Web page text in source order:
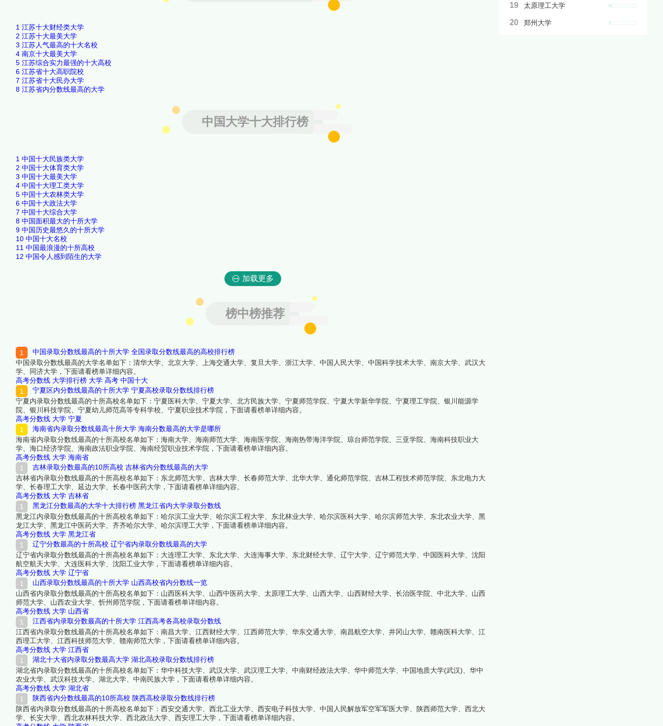
1 江苏十大财经类大学
2 江苏十大最美大学
3 江苏人气最高的十大名校
4 南京十大最美大学
5 江苏综合实力最强的十大高校
6 江苏省十大高职院校
7 江苏省十大民办大学
8 江苏省内分数线最高的大学
中国大学十大排行榜
1 中国十大民族类大学
2 中国十大体育类大学
3 中国十大最美大学
4 中国十大理工类大学
5 中国十大农林类大学
6 中国十大政法大学
7 中国十大综合大学
8 中国面积最大的十所大学
9 中国历史最悠久的十所大学
10 中国十大名校
11 中国最浪漫的十所高校
12 中国令人感到陌生的大学
加载更多
榜中榜推荐
中国录取分数线最高的十所大学 全国录取分数线最高的高校排行榜
中国录取分数线最高的大学名单如下：清华大学、北京大学、上海交通大学、复旦大学、浙江大学、中国人民大学、中国科学技术大学、南京大学、武汉大
学、同济大学，下面请看榜单详细内容。
高考分数线 大学排行榜 大学 高考 中国十大
宁夏区内分数线最高的十所大学 宁夏高校录取分数线排行榜
宁夏内录取分数线最高的十所高校名单如下：宁夏医科大学、宁夏大学、北方民族大学、宁夏师范学院、宁夏大学新华学院、宁夏理工学院、银川能源学
院、银川科技学院、宁夏幼儿师范高等专科学校、宁夏职业技术学院，下面请看榜单详细内容。
高考分数线 大学 宁夏
海南省内录取分数线最高十所大学 海南分数最高的大学是哪所
海南省内录取分数线最高的十所高校名单如下：海南大学、海南师范大学、海南医学院、海南热带海洋学院、琼台师范学院、三亚学院、海南科技职业大
学、海口经济学院、海南政法职业学院、海南经贸职业技术学院，下面请看榜单详细内容。
高考分数线 大学 海南省
吉林录取分数最高的10所高校 吉林省内分数线最高的大学
吉林省内录取分数线最高的十所高校名单如下：东北师范大学、吉林大学、长春师范大学、北华大学、通化师范学院、吉林工程技术师范学院、东北电力大
学、长春理工大学、延边大学、长春中医药大学，下面请看榜单详细内容。
高考分数线 大学 吉林省
黑龙江分数最高的大学十大排行榜 黑龙江省内大学录取分数线
黑龙江内录取分数线最高的十所高校名单如下：哈尔滨工业大学、哈尔滨工程大学、东北林业大学、哈尔滨医科大学、哈尔滨师范大学、东北农业大学、黑
龙江大学、黑龙江中医药大学、齐齐哈尔大学、哈尔滨理工大学，下面请看榜单详细内容。
高考分数线 大学 黑龙江省
辽宁分数最高的十所高校 辽宁省内录取分数线最高的大学
辽宁省内录取分数线最高的十所高校名单如下：大连理工大学、东北大学、大连海事大学、东北财经大学、辽宁大学、辽宁师范大学、中国医科大学、沈阳
航空航天大学、大连医科大学、沈阳工业大学，下面请看榜单详细内容。
高考分数线 大学 辽宁省
山西录取分数线最高的十所大学 山西高校省内分数线一览
山西省内录取分数线最高的十所高校名单如下：山西医科大学、山西中医药大学、太原理工大学、山西大学、山西财经大学、长治医学院、中北大学、山西
师范大学、山西农业大学、忻州师范学院，下面请看榜单详细内容。
高考分数线 大学 山西省
江西省内录取分数最高的十所大学 江西高考各高校录取分数线
江西省内录取分数线最高的十所高校名单如下：南昌大学、江西财经大学、江西师范大学、华东交通大学、南昌航空大学、井冈山大学、赣南医科大学、江
西理工大学、江西科技师范大学、赣南师范大学，下面请看榜单详细内容。
高考分数线 大学 江西省
湖北十大省内录取分数最高大学 湖北高校录取分数线排行榜
湖北省内录取分数线最高的十所高校名单如下：华中科技大学、武汉大学、武汉理工大学、中南财经政法大学、华中师范大学、中国地质大学(武汉)、华中
农业大学、武汉科技大学、湖北大学、中南民族大学，下面请看榜单详细内容。
高考分数线 大学 湖北省
陕西省内分数线最高的10所高校 陕西高校录取分数线排行榜
陕西省内录取分数线最高的十所高校名单如下：西安交通大学、西北工业大学、西安电子科技大学、中国人民解放军空军军医大学、陕西师范大学、西北大
学、长安大学、西北农林科技大学、西北政法大学、西安理工大学，下面请看榜单详细内容。
19 太原理工大学
20 郑州大学